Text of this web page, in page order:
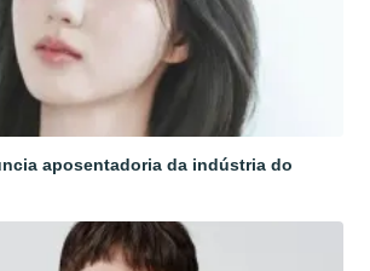
aposentadoria da indústria do